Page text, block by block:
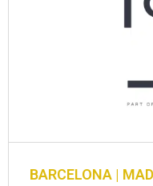
BARCELONA |